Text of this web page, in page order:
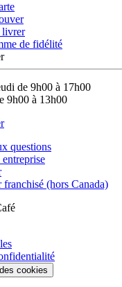
livrer
de fidélité
de 9h00 à 17h00
9h00 à 13h00
questions
franchisé (hors Canada)
cookies